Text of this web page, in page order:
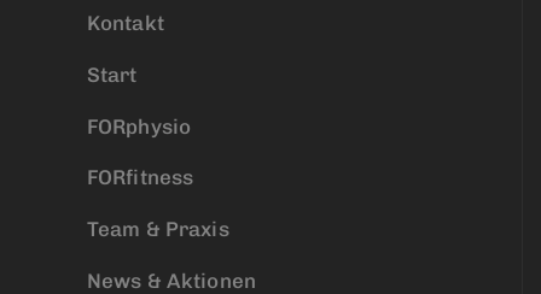
Kontakt
Start
FORphysio
FORfitness
Team & Praxis
News & Aktionen